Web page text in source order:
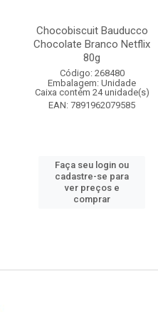
Chocobiscuit Bauducco
Chocolate Branco Netflix
80g
Código: 268480
Embalagem: Unidade
Caixa contém 24 unidade(s)
EAN: 7891962079585
Faça seu login ou
cadastre-se para
ver preços e
comprar